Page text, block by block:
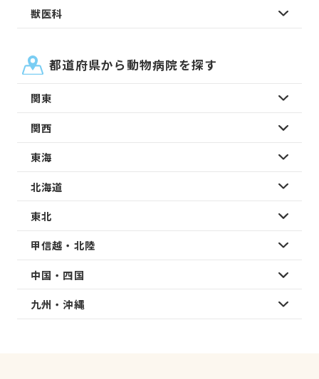
獣医科
都道府県から動物病院を探す
関東
関西
東海
北海道
東北
甲信越・北陸
中国・四国
九州・沖縄